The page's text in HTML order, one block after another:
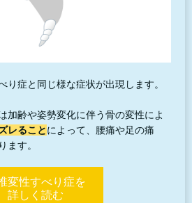
り症と同じ様な症状が出現します。
加齢や姿勢変化に伴う骨の変性によ
レることによって、腰痛や足の痛
ます。
変性すべり症を
詳しく読む